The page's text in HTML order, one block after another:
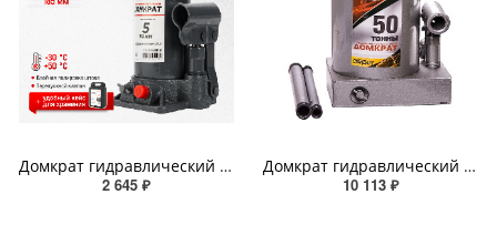
Домкрат гидравлический бутылочный SKYWAY с клапаном в кейсе 5т h 185-355мм
2 645 ₽
Домкрат гидравлический бутылочный SKYWAY СТАНДАРТ 50т h 255-415мм
10 113 ₽